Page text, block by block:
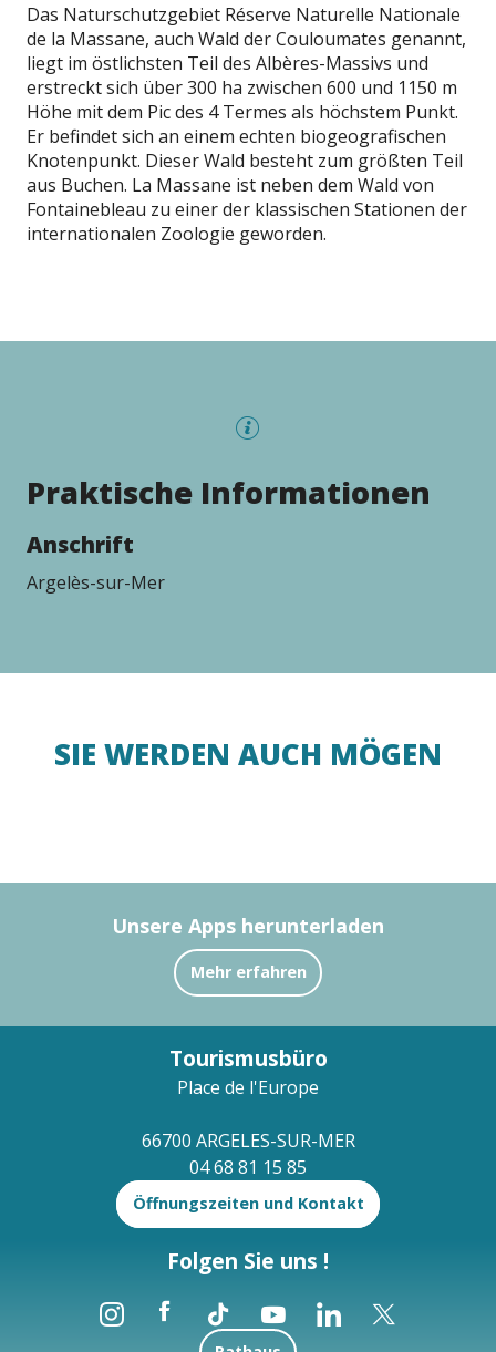
Das Naturschutzgebiet Réserve Naturelle Nationale
de la Massane, auch Wald der Couloumates genannt,
liegt im östlichsten Teil des Albères-Massivs und
erstreckt sich über 300 ha zwischen 600 und 1150 m
Höhe mit dem Pic des 4 Termes als höchstem Punkt.
Er befindet sich an einem echten biogeografischen
Knotenpunkt. Dieser Wald besteht zum größten Teil
aus Buchen. La Massane ist neben dem Wald von
Fontainebleau zu einer der klassischen Stationen der
internationalen Zoologie geworden.
Praktische Informationen
Anschrift
Argelès-sur-Mer
SIE WERDEN AUCH MÖGEN
Unsere Apps herunterladen
Mehr erfahren
Tourismusbüro
Place de l'Europe
66700 ARGELES-SUR-MER
04 68 81 15 85
Öffnungszeiten und Kontakt
Folgen Sie uns !